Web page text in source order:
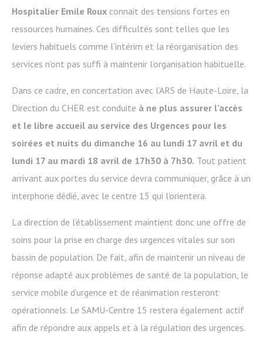
Hospitalier Emile Roux connait des tensions fortes en
ressources humaines. Ces difficultés sont telles que les
leviers habituels comme l’intérim et la réorganisation des
services n’ont pas suffi à maintenir l’organisation habituelle.
Dans ce cadre, en concertation avec l’ARS de Haute-Loire, la
Direction du CHER est conduite à ne plus assurer l’accès
et le libre accueil au service des Urgences pour les
soirées et nuits du dimanche 16 au lundi 17 avril et du
lundi 17 au mardi 18 avril de 17h30 à 7h30. Tout patient
arrivant aux portes du service devra communiquer, grâce à un
interphone dédié, avec le centre 15 qui l’orientera.
La direction de l’établissement maintient donc une offre de
soins pour la prise en charge des urgences vitales sur son
bassin de population. De fait, afin de maintenir un niveau de
réponse adapté aux problèmes de santé de la population, le
service mobile d’urgence et de réanimation resteront
opérationnels. Le SAMU-Centre 15 restera également actif
afin de répondre aux appels et à la régulation des urgences.